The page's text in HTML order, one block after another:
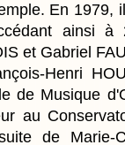
En 1979,
ainsi
et Gabriel
Henri
de Musique
au
de Marie-